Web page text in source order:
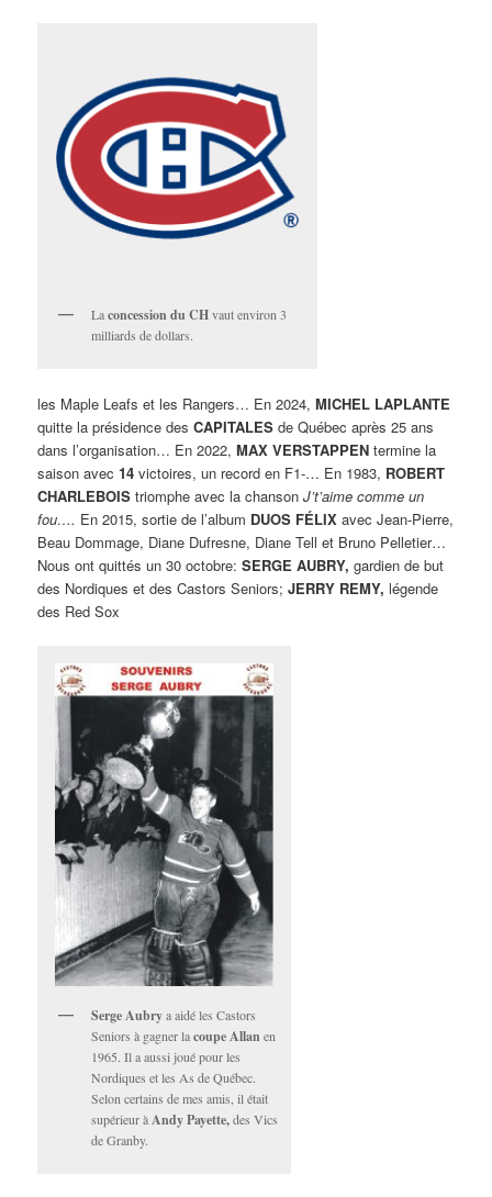
Laconcession du CHvaut environ 3
milliards de dollars.
les Maple Leafs et les Rangers… En 2024,MICHEL LAPLANTE
quitte la présidence desCAPITALES de Québec après 25 ans
dans l’organisation… En 2022,MAX VERSTAPPEN termine la
saison avec14 victoires, un record en F1-… En 1983, ROBERT
CHARLEBOIS triomphe avec la chansonJ’t’aime comme un
fou…. En 2015, sortie de l’album DUOS FÉLIX avec Jean-Pierre,
Beau Dommage, Diane Dufresne, Diane Tell et Bruno Pelletier…
Nous ont quittés un 30 octobre:SERGE AUBRY, gardien de but
des Nordiques et des Castors Seniors;JERRY REMY, légende
des Red Sox
Serge Aubrya aidé les Castors
Seniors à gagner lacoupe Allan en
1965. Il a aussi joué pour les
Nordiques et les As de Québec.
Selon certains de mes amis, il était
supérieur àAndy Payette,des Vics
de Granby.